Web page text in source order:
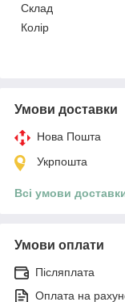
Склад
Колір
Умови доставки
Нова Пошта
Укрпошта
Всі умови
Умови оплати
Післяплата
Оплата на